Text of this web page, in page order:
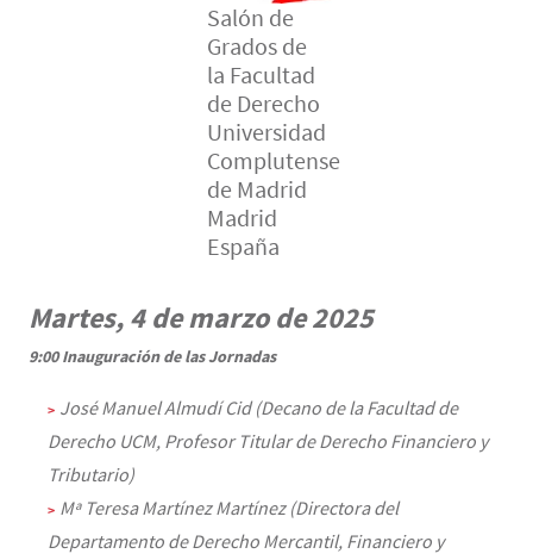
Salón de
Grados de
la Facultad
de Derecho
Universidad
Complutense
de Madrid
Madrid
España
Contenu
Texte
Martes, 4 de marzo de 2025
9:00 Inauguración de las Jornadas
José Manuel Almudí Cid (Decano de la Facultad de
Derecho UCM, Profesor Titular de Derecho Financiero y
Tributario)
Mª Teresa Martínez Martínez (Directora del
Departamento de Derecho Mercantil, Financiero y